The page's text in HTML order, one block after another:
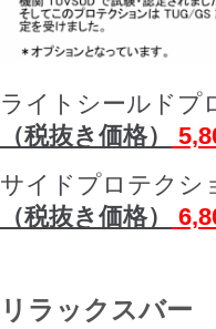
ライトシールドプ
（税抜き価格）
サイドプロテクシ
（税抜き価格）
リラックスバー